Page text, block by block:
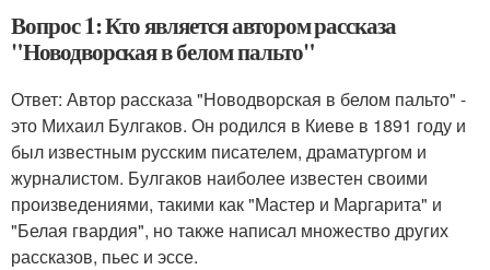
Вопрос 1: Кто является автором рассказа
"Новодворская в белом пальто"
Ответ: Автор рассказа "Новодворская в белом пальто" -
это Михаил Булгаков. Он родился в Киеве в 1891 году и
был известным русским писателем, драматургом и
журналистом. Булгаков наиболее известен своими
произведениями, такими как "Мастер и Маргарита" и
"Белая гвардия", но также написал множество других
рассказов, пьес и эссе.